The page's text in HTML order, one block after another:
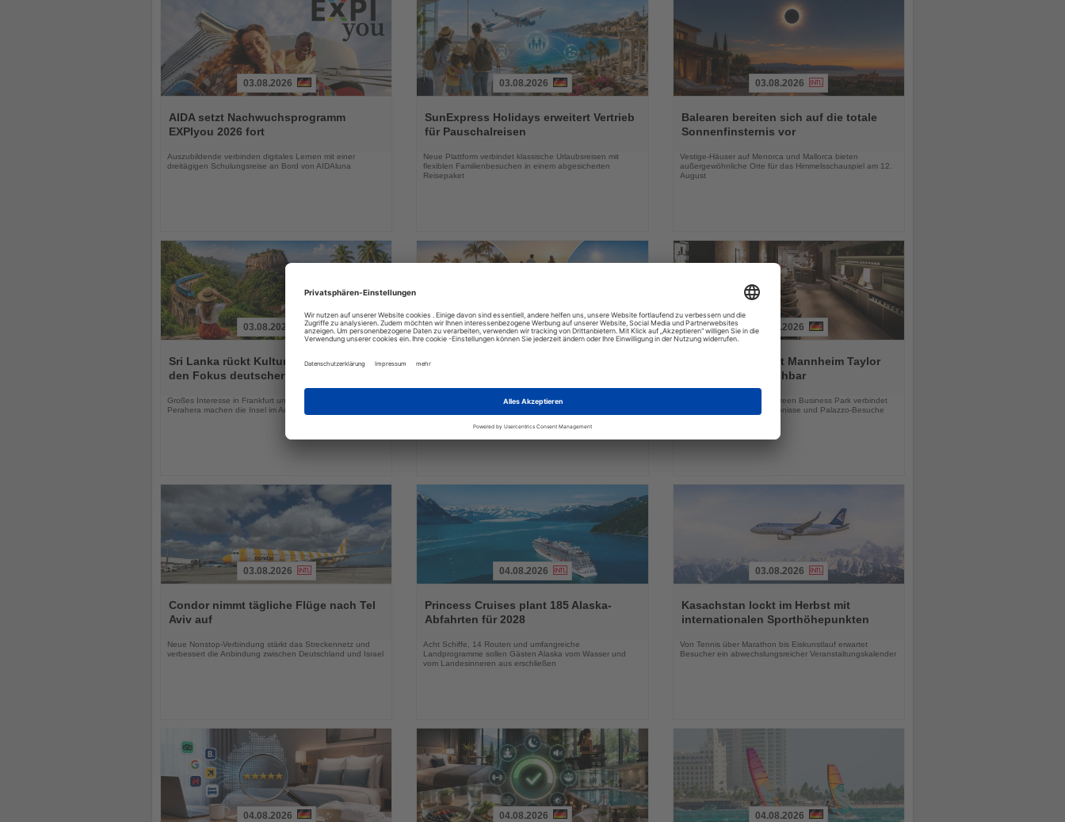
Sie
die
Nachrichten
03.08.2026
AIDA setzt Nachwuchsprogramm
EXPIyou 2026 fort
Auszubildende verbinden digitales Lernen mit einer
dreitägigen Schulungsreise an Bord von AIDAluna
Sie
die
03.08.2026
SunExpress Holidays erweitert Vertrieb
für Pauschalreisen
Neue Plattform verbindet klassische Urlaubsreisen mit
flexiblen Familienbesuchen in einem abgesicherten
Reisepaket
Sie
die
03.08.2026
Balearen bereiten sich auf die totale
Sonnenfinsternis vor
Vestige-Häuser auf Menorca und Mallorca bieten
außergewöhnliche Orte für das Himmelsschauspiel am 12.
August
Sie
die
03.08.2026
Sri Lanka rückt Kultur und Vielfalt in
den Fokus deutscher Urlauber
Großes Interesse in Frankfurt und das Kandy Esala
Perahera machen die Insel im August besonders attraktiv
Lesen
Sie
Nachrichten
03.08.2026
DERTOUR Hotels & Resorts bauen
Neue Hotels, innovative Konzepte und zusätzliche
Lesen
Nachrichten
03.08.2026
Essential by Dorint Mannheim Taylor
Park ab sofort buchbar
Das neue Hotel im Taylor Green Business Park verbindet
Geschäftsreisen, Stadterlebnisse und Palazzo-Besuche
Sie
die
03.08.2026
Condor nimmt tägliche Flüge nach Tel
Aviv auf
Neue Nonstop-Verbindung stärkt das Streckennetz und
verbessert die Anbindung zwischen Deutschland und Israel
Sie
die
04.08.2026
Princess Cruises plant 185 Alaska-
Abfahrten für 2028
Acht Schiffe, 14 Routen und umfangreiche
Landprogramme sollen Gästen Alaska vom Wasser und
vom Landesinneren aus erschließen
Sie
die
03.08.2026
Kasachstan lockt im Herbst mit
internationalen Sporthöhepunkten
Von Tennis über Marathon bis Eiskunstlauf erwartet
Besucher ein abwechslungsreicher Veranstaltungskalender
04.08.2026 04.08.2026 04.08.2026